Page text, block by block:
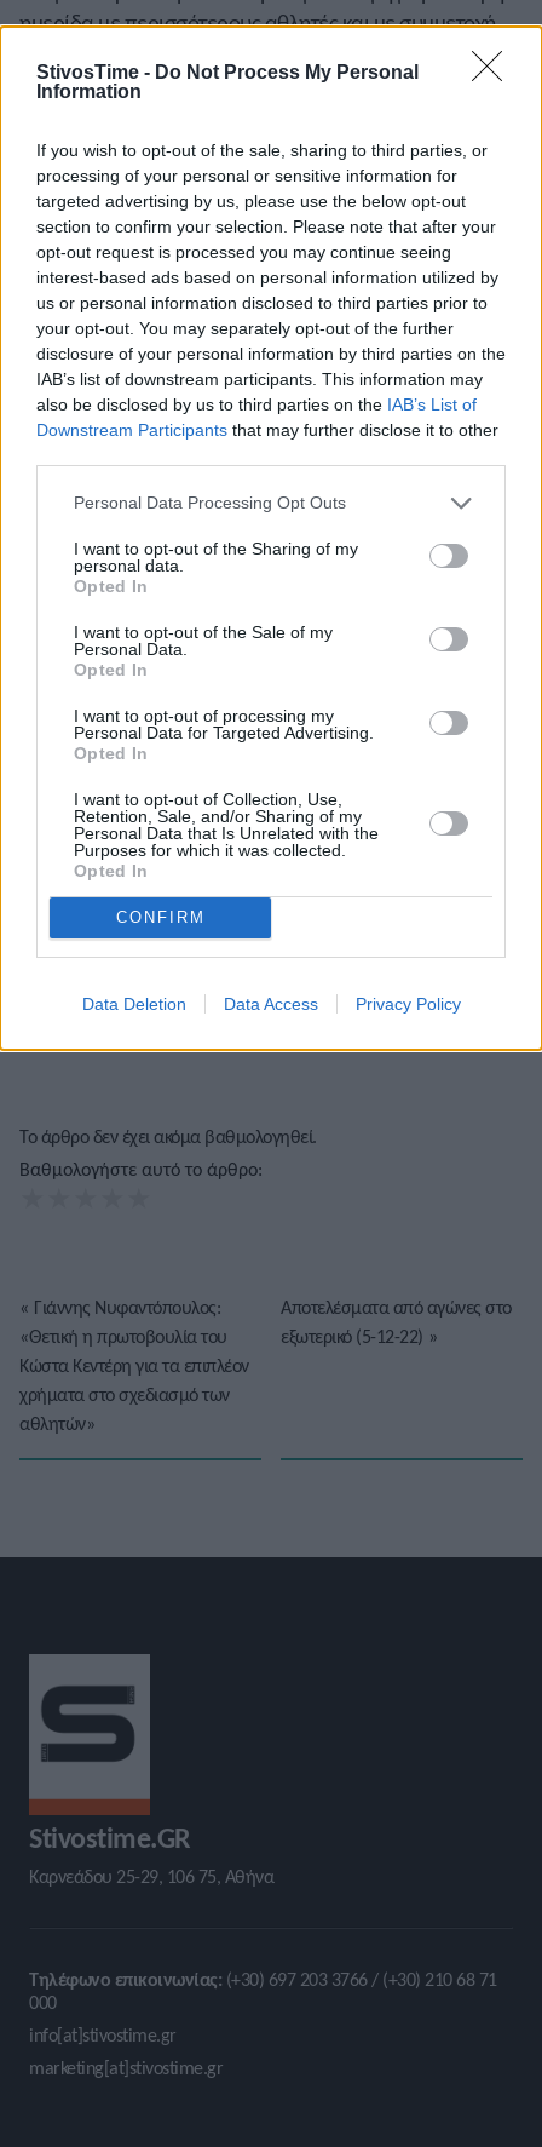
StivosTime - Do Not Process My Personal
Information
If you wish to opt-out of the sale, sharing to third parties, or
processing of your personal or sensitive information for
targeted advertising by us, please use the below opt-out
section to confirm your selection. Please note that after your
opt-out request is processed you may continue seeing
interest-based ads based on personal information utilized by
us or personal information disclosed to third parties prior to
your opt-out. You may separately opt-out of the further
disclosure of your personal information by third parties on the
IAB’s list of downstream participants. This information may
also be disclosed by us to third parties on the IAB’s List of
Downstream Participants that may further disclose it to other
Personal Data Processing Opt Outs
I want to opt-out of the Sharing of my
personal data.
Opted In
I want to opt-out of the Sale of my
Personal Data.
Opted In
I want to opt-out of processing my
Personal Data for Targeted Advertising.
Opted In
I want to opt-out of Collection, Use,
Retention, Sale, and/or Sharing of my
Personal Data that Is Unrelated with the
Purposes for which it was collected.
Opted In
CONFIRM
Data Deletion Data Access Privacy Policy
A+ A- A±
ημερίδα με περισσότερους αθλητές και με συμμετοχή
Τόλης Λελεκίδης
Το άρθρο δεν έχει ακόμα βαθμολογηθεί.
Βαθμολογήστε αυτό το άρθρο:
« Γιάννης Νυφαντόπουλος:
«Θετική η πρωτοβουλία του
Κώστα Κεντέρη για τα επιπλέον
χρήματα στο σχεδιασμό των
αθλητών»
Αποτελέσματα από αγώνες στο
εξωτερικό (5-12-22) »
Stivostime.GR
Καρνεάδου 25-29, 106 75, Αθήνα
Τηλέφωνο επικοινωνίας: (+30) 697 203 3766 / (+30) 210 68 71
000
info[at]stivostime.gr
marketing[at]stivostime.gr